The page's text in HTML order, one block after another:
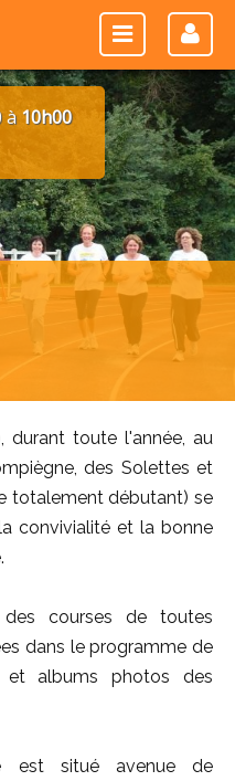
à10h00
durant toute l'année, au
des Solettes et
totalement débutant) se
convivialité et la bonne
courses de toutes
dans le programme de
et albums photos des
est situé avenue de